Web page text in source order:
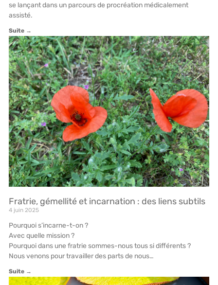
se lançant dans un parcours de procréation médicalement
assisté.
Suite →
Fratrie, gémellité et incarnation : des liens subtils
4 juin 2025
Pourquoi s’incarne-t-on ?
Avec quelle mission ?
Pourquoi dans une fratrie sommes-nous tous si différents ?
Nous venons pour travailler des parts de nous…
Suite →